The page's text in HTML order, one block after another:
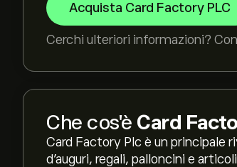
Acquista Card Factory PLC
Cerchi ulteriori informazioni?
Che cos'è Card
Card Factory Plc è un principale
d'auguri, regali, palloncini e